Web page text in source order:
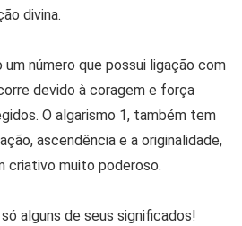
divina.
número que possui ligação com
devido à coragem e força
O algarismo 1, também tem
ascendência e a originalidade,
criativo muito poderoso.
alguns de seus significados!